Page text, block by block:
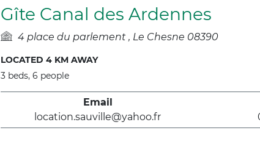
Gîte Canal des Ardennes
4 place du parlement Le Chesne 08390
LOCATED 4 KM AWAY
3 beds, 6 people
Email
location.sauville@yahoo.fr